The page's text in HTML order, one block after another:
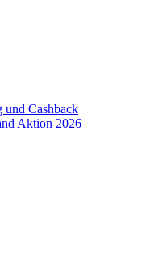
und Cashback
Aktion 2026